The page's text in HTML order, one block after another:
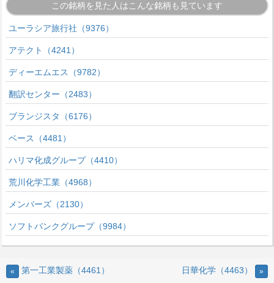
この銘柄を見た人はこんな銘柄も見ています
ユーラシア旅行社（9376）
アテクト（4241）
ディーエムエス（9782）
翻訳センター（2483）
ブランジスタ（6176）
ベース（4481）
ハリマ化成グループ（4410）
荒川化学工業（4968）
メンバーズ（2130）
ソフトバンクグループ（9984）
« 第一工業製薬（4461） 日華化学（4463） »